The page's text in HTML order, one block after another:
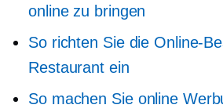
online zu bringen
So richten Sie die Online-
Restaurant ein
So machen Sie online